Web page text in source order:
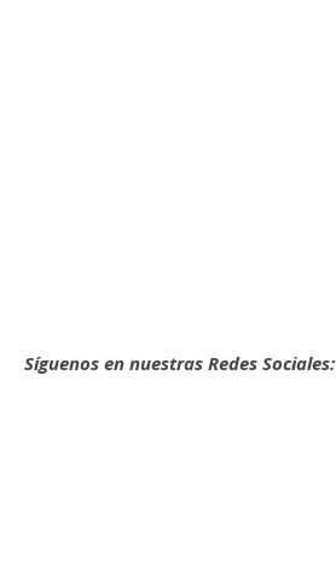
Síguenos en nuestras Redes Sociales: